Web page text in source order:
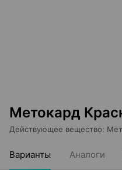
Метокард
Действующее вещество:
Варианты Аналоги